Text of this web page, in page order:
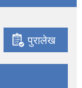
पुरालेख